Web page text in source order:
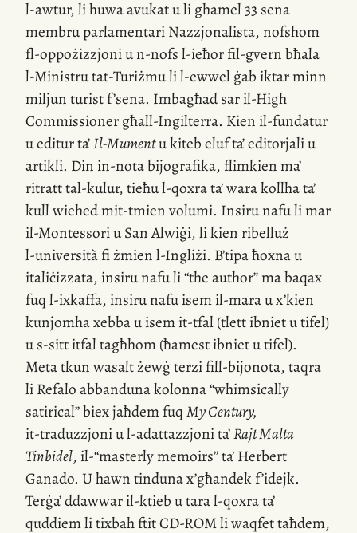
l-awtur, li huwa avukat u li għamel 33 sena
membru parlamentari Nazzjonalista, nofshom
fl-oppożizzjoniun-nofsl-ieħorfil-gvernbħala
l-Ministrutat-Turiżmu lil-ewwelġab iktar minn
miljun turist f’sena. Imbagħad saril-High
Commissioner għall-Ingilterra. Kien il-fundatur
u editur ta’Il-Mumentu kiteb eluf ta’ editorjali u
artikli. Din in-notabijografika, flimkien ma’
ritratttal-kulur, tieħul-qoxrata’ wara kollha ta’
kull wieħedmit-tmienvolumi. Insiru nafu li mar
il-Montessoriu San Alwiġi, li kien ribelluż
l-universitàfi żmienl-Ingliżi. B’tipa ħoxna u
italiċizzata, insiru nafu li “the author” ma baqax
fuql-ixkaffa, insiru nafu isemil-maraux’kien
kunjomha xebba u isemit-tfal(tlett ibniet u tifel)
us-sittitfal tagħhom (ħamest ibniet u tifel).
Meta tkun wasalt żewġ terzifill-bijonota, taqra
li Refalo abbanduna kolonna “whimsically
satirical” biex jaħdem fuqMy Century,
it-traduzzjoniul-adattazzjonita’Rajt Malta
Tinbidel, il-“masterlymemoirs” ta’ Herbert
Ganado. U hawn tindunax’għandekf’idejk.
Terġa’ ddawwaril-ktiebu taral-qoxrata’
quddiem li tixbah ftitCD-ROMli waqfet taħdem,